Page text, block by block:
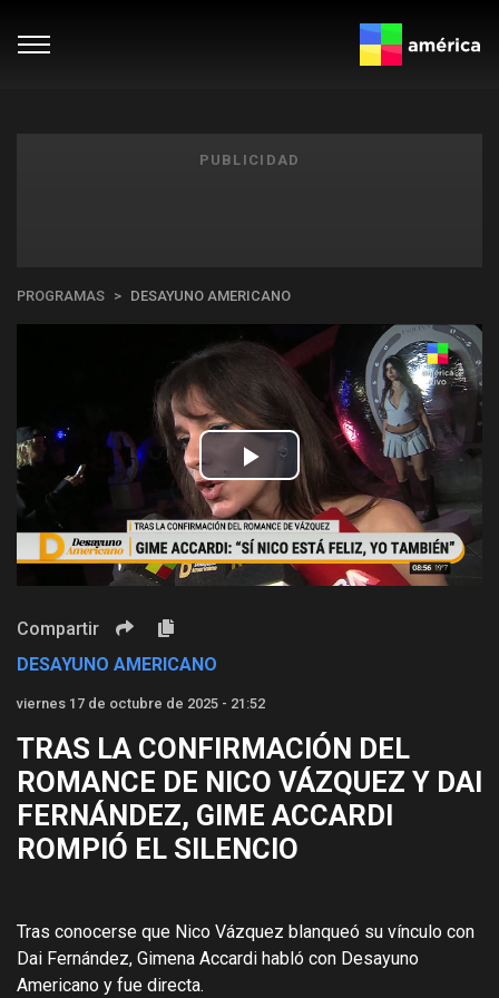
PUBLICIDAD
PROGRAMAS DESAYUNO AMERICANO
Play
Video
Compartir
DESAYUNO AMERICANO
viernes 17 de octubre de 2025 - 21:52
TRAS LA CONFIRMACIÓN DEL
ROMANCE DE NICO VÁZQUEZ Y DAI
FERNÁNDEZ, GIME ACCARDI
ROMPIÓ EL SILENCIO
Tras conocerse que Nico Vázquez blanqueó su vínculo con
Dai Fernández, Gimena Accardi habló con Desayuno
Americano y fue directa.